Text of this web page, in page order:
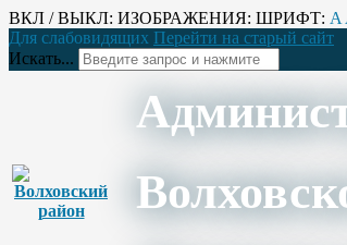
ВКЛ / ВЫКЛ: ИЗОБРАЖЕНИЯ: ШРИФТ: A
Для слабовидящих Перейти на старый сайт
Искать...